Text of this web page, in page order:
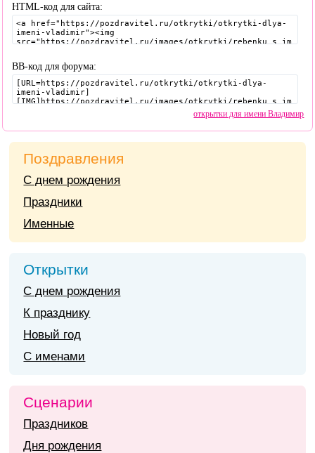
HTML-код для сайта:
BB-код для форума:
открытки для имени Владимир
Поздравления
С днем рождения
Праздники
Именные
Открытки
С днем рождения
К празднику
Новый год
С именами
Сценарии
Праздников
Дня рождения